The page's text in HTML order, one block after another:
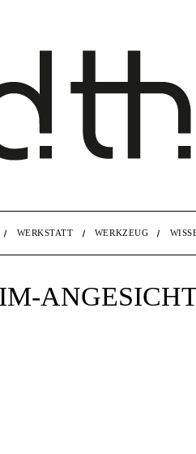
WERKSTATT WERKZEUG